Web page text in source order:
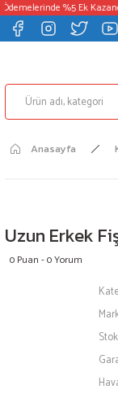
%5 Ek Kazanç
Anasayfa
Uzun Erkek
0 Puan - 0 Yorum